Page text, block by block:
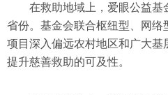
在救助地域上，爱眼公益基
省份。基金会联合枢纽型、网络
项目深入偏远农村地区和广大基
提升慈善救助的可及性。